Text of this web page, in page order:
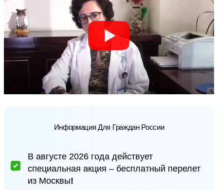
Информация Для Граждан России
В августе 2026 года действует
специальная акция – бесплатный перелет
из Москвы!